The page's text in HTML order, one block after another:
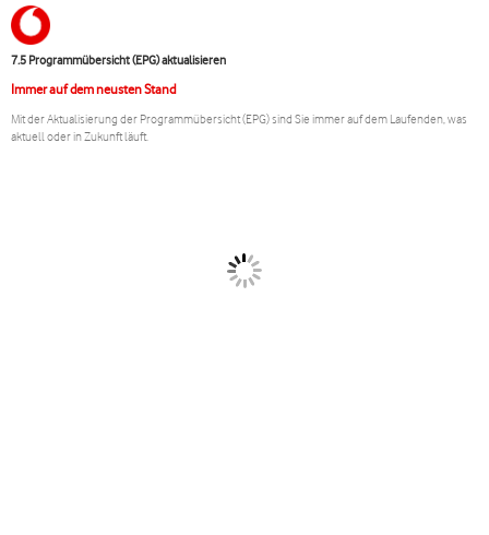
7.5 Programmübersicht (EPG) aktualisieren
Immer auf dem neusten Stand
Mit der Aktualisierung der Programmübersicht (EPG) sind Sie immer auf dem Laufenden, was
aktuell oder in Zukunft läuft.